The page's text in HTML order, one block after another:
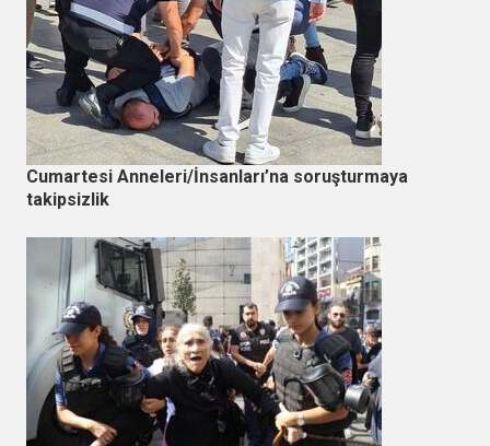
Cumartesi Anneleri/İnsanları’na soruşturmaya
takipsizlik